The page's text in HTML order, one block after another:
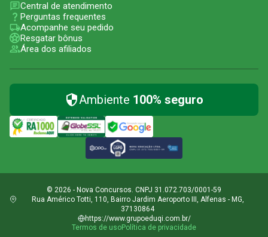
Central de atendimento
Perguntas frequentes
Acompanhe seu pedido
Resgatar bônus
Área dos afiliados
Ambiente 100% seguro
© 2026 - Nova Concursos. CNPJ 31.072.703/0001-59
Rua Américo Totti, 110, Bairro Jardim Aeroporto III, Alfenas - MG,
37130864
https://www.grupoeduqi.com.br/
Termos de usoPolítica de privacidade